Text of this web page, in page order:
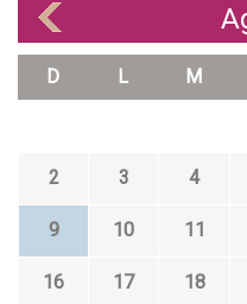
D L M
2 3 4
9 10 11
16 17 18